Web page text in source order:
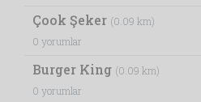
Çook Şeker (0.09 km)
0 yorumlar
Burger King (0.09 km)
0 yorumlar